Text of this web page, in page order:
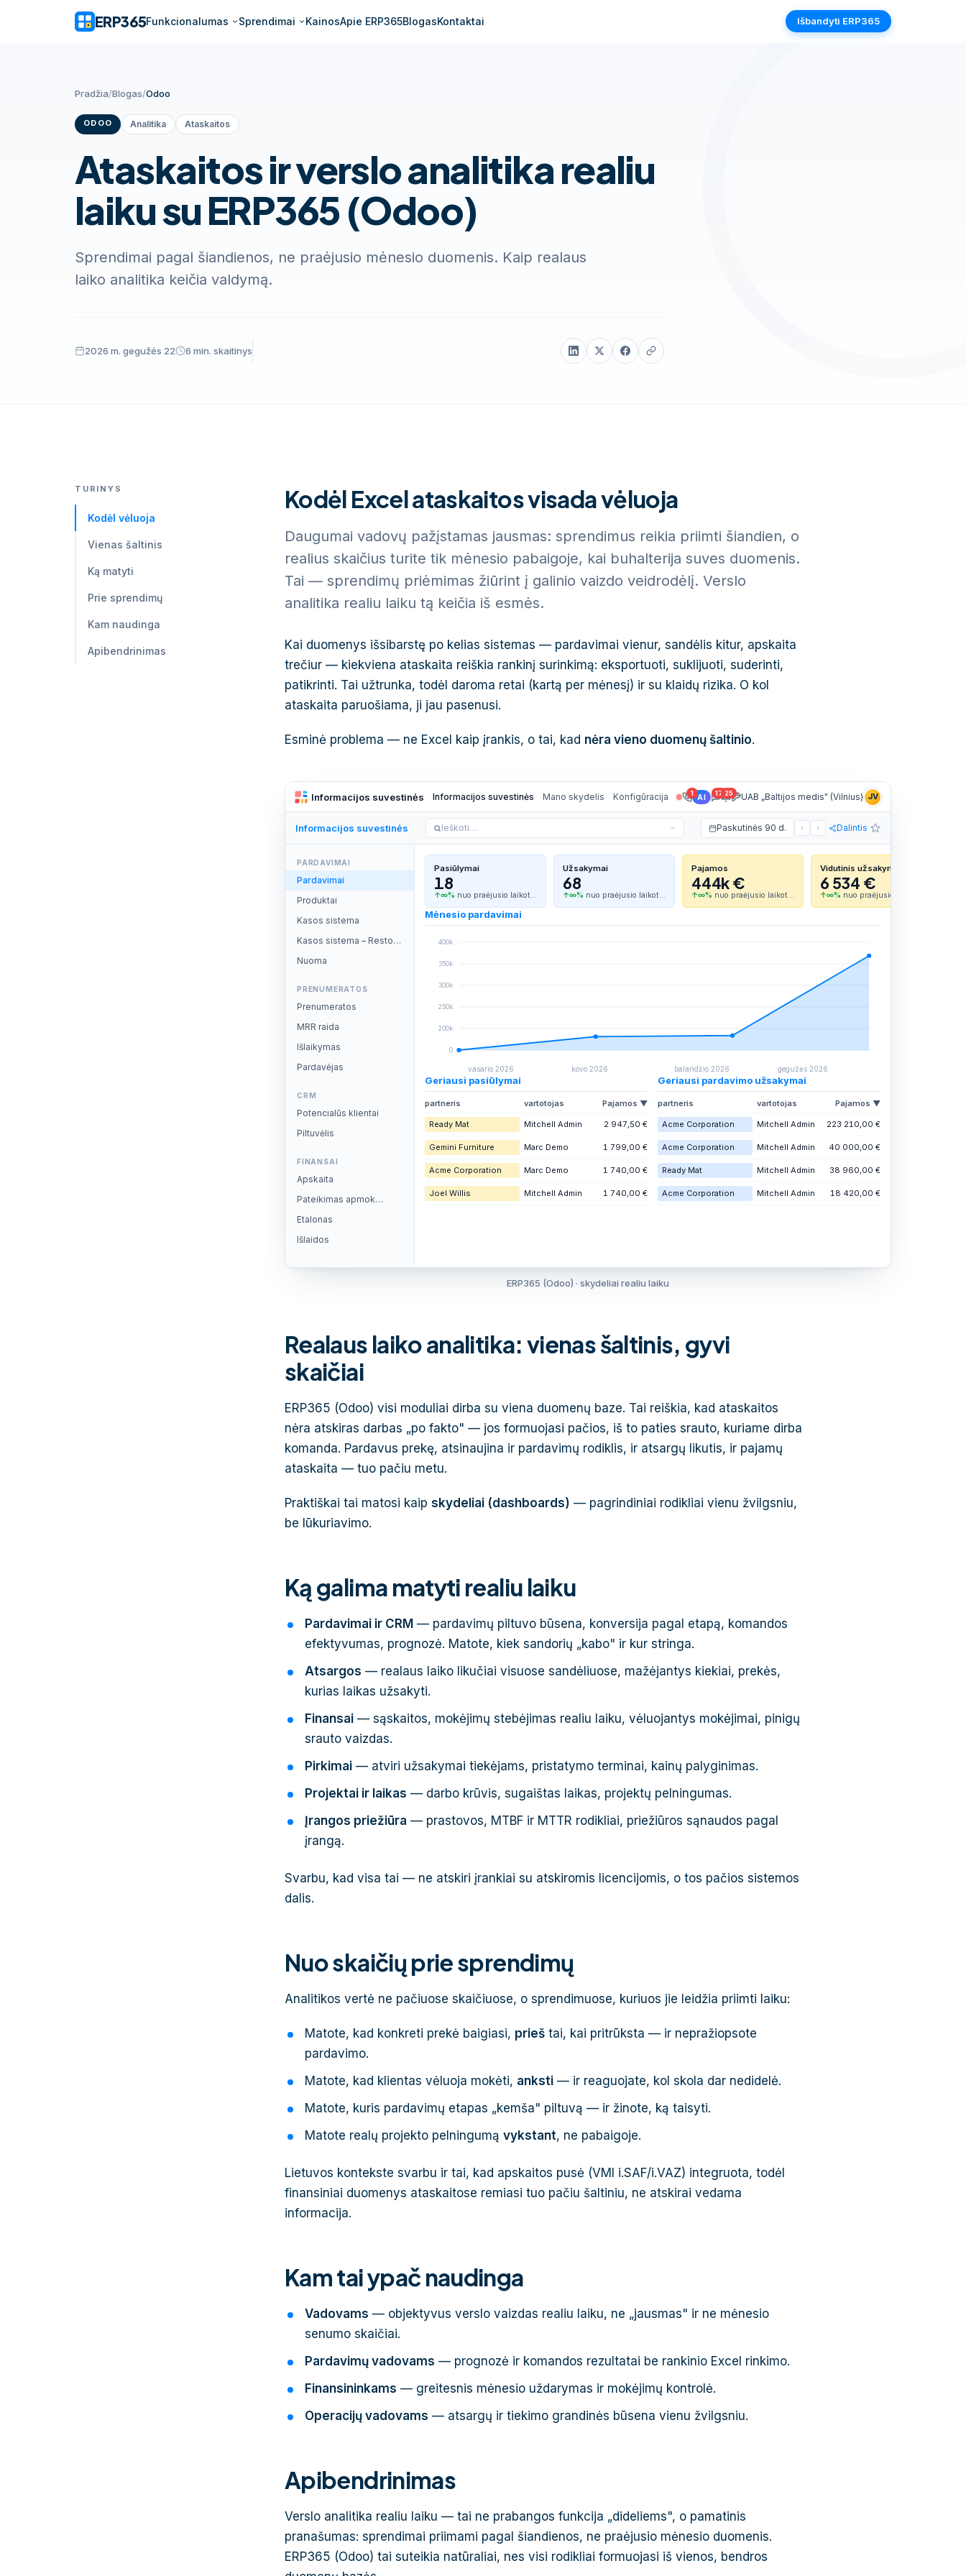
ERP365Funkcionalumas Sprendimai KainosApie ERP365BlogasKontaktai Išbandyti ERP365
Pradžia/Blogas/Odoo
ODOO Analitika Ataskaitos
Ataskaitos ir verslo analitika realiu
laiku su ERP365 (Odoo)
Sprendimai pagal šiandienos, ne praėjusio mėnesio duomenis. Kaip realaus
laiko analitika keičia valdymą.
2026 m. gegužės 22 6 min. skaitinys
TURINYS
Kodėl vėluoja
Vienas šaltinis
Ką matyti
Prie sprendimų
Kam naudinga
Apibendrinimas
Kodėl Excel ataskaitos visada vėluoja
Daugumai vadovų pažįstamas jausmas: sprendimus reikia priimti šiandien, o
realius skaičius turite tik mėnesio pabaigoje, kai buhalterija suves duomenis.
Tai — sprendimų priėmimas žiūrint į galinio vaizdo veidrodėlį. Verslo
analitika realiu laiku tą keičia iš esmės.
Kai duomenys išsibarstę po kelias sistemas — pardavimai vienur, sandėlis kitur, apskaita
trečiur — kiekviena ataskaita reiškia rankinį surinkimą: eksportuoti, suklijuoti, suderinti,
patikrinti. Tai užtrunka, todėl daroma retai (kartą per mėnesį) ir su klaidų rizika. O kol
ataskaita paruošiama, ji jau pasenusi.
Esminė problema — ne Excel kaip įrankis, o tai, kad nėra vieno duomenų šaltinio.
Informacijos suvestinės Informacijos suvestinės Mano skydelis Konfigūracija 1 AI 17 25 UAB „Baltijos medis" (Vilnius) JV
Informacijos suvestinės Ieškoti… Paskutinės 90 d. Dalintis
PARDAVIMAI
Pardavimai
Produktai
Kasos sistema
Kasos sistema – Restoranas
Nuoma
PRENUMERATOS
Prenumeratos
MRR raida
Išlaikymas
Pardavėjas
CRM
Potencialūs klientai
Piltuvėlis
FINANSAI
Apskaita
Pateikimas apmok…
Etalonas
Išlaidos
Pasiūlymai
18
↑∞% nuo praėjusio laikot…
Užsakymai
68
↑∞% nuo praėjusio laikot…
Pajamos
444k €
↑∞% nuo praėjusio laikot…
Vidutinis užsakymas
6 534 €
↑∞% nuo praėjusio laikot…
Mėnesio pardavimai
400k
350k
300k
250k
200k
0
vasario 2026 kovo 2026 balandžio 2026 gegužės 2026
Geriausi pasiūlymai
partneris vartotojas Pajamos ▼
Ready Mat Mitchell Admin 2 947,50 €
Gemini Furniture Marc Demo 1 799,00 €
Acme Corporation Marc Demo 1 740,00 €
Joel Willis Mitchell Admin 1 740,00 €
Geriausi pardavimo užsakymai
partneris vartotojas Pajamos ▼
Acme Corporation Mitchell Admin 223 210,00 €
Acme Corporation Mitchell Admin 40 000,00 €
Ready Mat Mitchell Admin 38 960,00 €
Acme Corporation Mitchell Admin 18 420,00 €
ERP365 (Odoo) · skydeliai realiu laiku
Realaus laiko analitika: vienas šaltinis, gyvi
skaičiai
ERP365 (Odoo) visi moduliai dirba su viena duomenų baze. Tai reiškia, kad ataskaitos
nėra atskiras darbas „po fakto" — jos formuojasi pačios, iš to paties srauto, kuriame dirba
komanda. Pardavus prekę, atsinaujina ir pardavimų rodiklis, ir atsargų likutis, ir pajamų
ataskaita — tuo pačiu metu.
Praktiškai tai matosi kaip skydeliai (dashboards) — pagrindiniai rodikliai vienu žvilgsniu,
be lūkuriavimo.
Ką galima matyti realiu laiku
Pardavimai ir CRM — pardavimų piltuvo būsena, konversija pagal etapą, komandos
efektyvumas, prognozė. Matote, kiek sandorių „kabo" ir kur stringa.
Atsargos — realaus laiko likučiai visuose sandėliuose, mažėjantys kiekiai, prekės,
kurias laikas užsakyti.
Finansai — sąskaitos, mokėjimų stebėjimas realiu laiku, vėluojantys mokėjimai, pinigų
srauto vaizdas.
Pirkimai — atviri užsakymai tiekėjams, pristatymo terminai, kainų palyginimas.
Projektai ir laikas — darbo krūvis, sugaištas laikas, projektų pelningumas.
Įrangos priežiūra — prastovos, MTBF ir MTTR rodikliai, priežiūros sąnaudos pagal
įrangą.
Svarbu, kad visa tai — ne atskiri įrankiai su atskiromis licencijomis, o tos pačios sistemos
dalis.
Nuo skaičių prie sprendimų
Analitikos vertė ne pačiuose skaičiuose, o sprendimuose, kuriuos jie leidžia priimti laiku:
Matote, kad konkreti prekė baigiasi, prieš tai, kai pritrūksta — ir nepražiopsote
pardavimo.
Matote, kad klientas vėluoja mokėti, anksti — ir reaguojate, kol skola dar nedidelė.
Matote, kuris pardavimų etapas „kemša" piltuvą — ir žinote, ką taisyti.
Matote realų projekto pelningumą vykstant, ne pabaigoje.
Lietuvos kontekste svarbu ir tai, kad apskaitos pusė (VMI i.SAF/i.VAZ) integruota, todėl
finansiniai duomenys ataskaitose remiasi tuo pačiu šaltiniu, ne atskirai vedama
informacija.
Kam tai ypač naudinga
Vadovams — objektyvus verslo vaizdas realiu laiku, ne „jausmas" ir ne mėnesio
senumo skaičiai.
Pardavimų vadovams — prognozė ir komandos rezultatai be rankinio Excel rinkimo.
Finansininkams — greitesnis mėnesio uždarymas ir mokėjimų kontrolė.
Operacijų vadovams — atsargų ir tiekimo grandinės būsena vienu žvilgsniu.
Apibendrinimas
Verslo analitika realiu laiku — tai ne prabangos funkcija „dideliems", o pamatinis
pranašumas: sprendimai priimami pagal šiandienos, ne praėjusio mėnesio duomenis.
ERP365 (Odoo) tai suteikia natūraliai, nes visi rodikliai formuojasi iš vienos, bendros